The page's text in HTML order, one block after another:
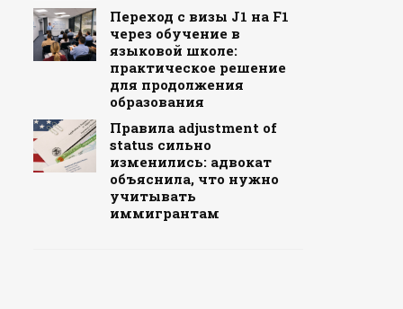
Переход с визы J1 на F1
через обучение в
языковой школе:
практическое решение
для продолжения
образования
Правила adjustment of
status сильно
изменились: адвокат
объяснила, что нужно
учитывать
иммигрантам